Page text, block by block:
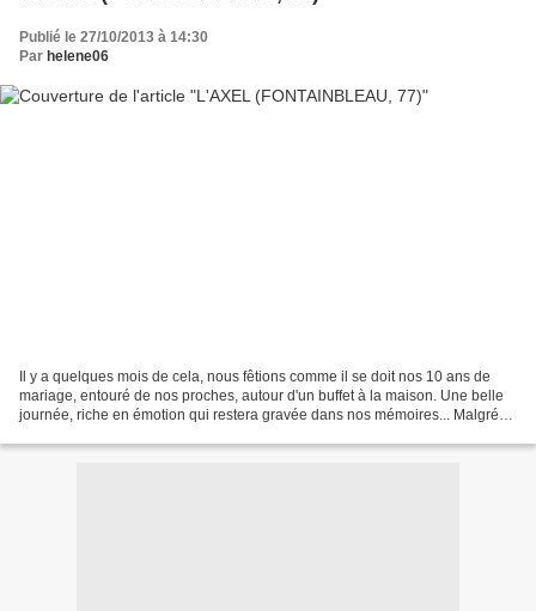
Publié le 27/10/2013 à 14:30
Par helene06
Il y a quelques mois de cela, nous fêtions comme il se doit nos 10 ans de
mariage, entouré de nos proches, autour d'un buffet à la maison. Une belle
journée, riche en émotion qui restera gravée dans nos mémoires... Malgré